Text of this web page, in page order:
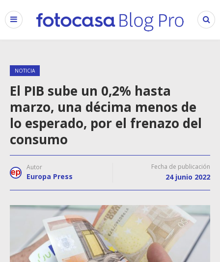
NOTICIA
El PIB sube un 0,2% hasta
marzo, una décima menos de
lo esperado, por el frenazo del
consumo
Autor
Europa Press
Fecha de publicación
24 junio 2022